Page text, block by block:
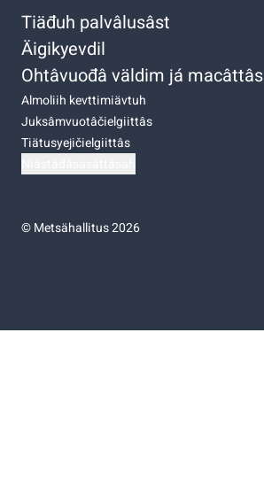
Tiäđuh palvâlusâst
Äigikyevdil
Ohtâvuođâ väldim já macâttâs
Almoliih kevttimiävtuh
Juksâmvuotâčielgiittâs
Tiätusyejičielgiittâs
©Metsähallitus 2026